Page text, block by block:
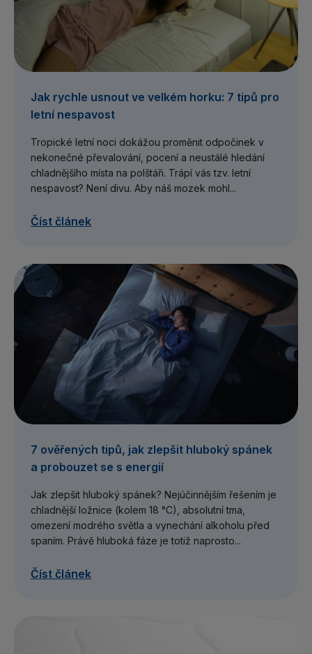
Jak rychle usnout ve velkém horku: 7 tipů pro
letní nespavost
Tropické letní noci dokážou proměnit odpočinek v
nekonečné převalování, pocení a neustálé hledání
chladnějšího místa na polštáři. Trápí vás tzv. letní
nespavost? Není divu. Aby náš mozek mohl...
Číst článek
7 ověřených tipů, jak zlepšit hluboký spánek
a probouzet se s energií
Jak zlepšit hluboký spánek? Nejúčinnějším řešením je
chladnější ložnice (kolem 18 °C), absolutní tma,
omezení modrého světla a vynechání alkoholu před
spaním. Právě hluboká fáze je totiž naprosto...
Číst článek